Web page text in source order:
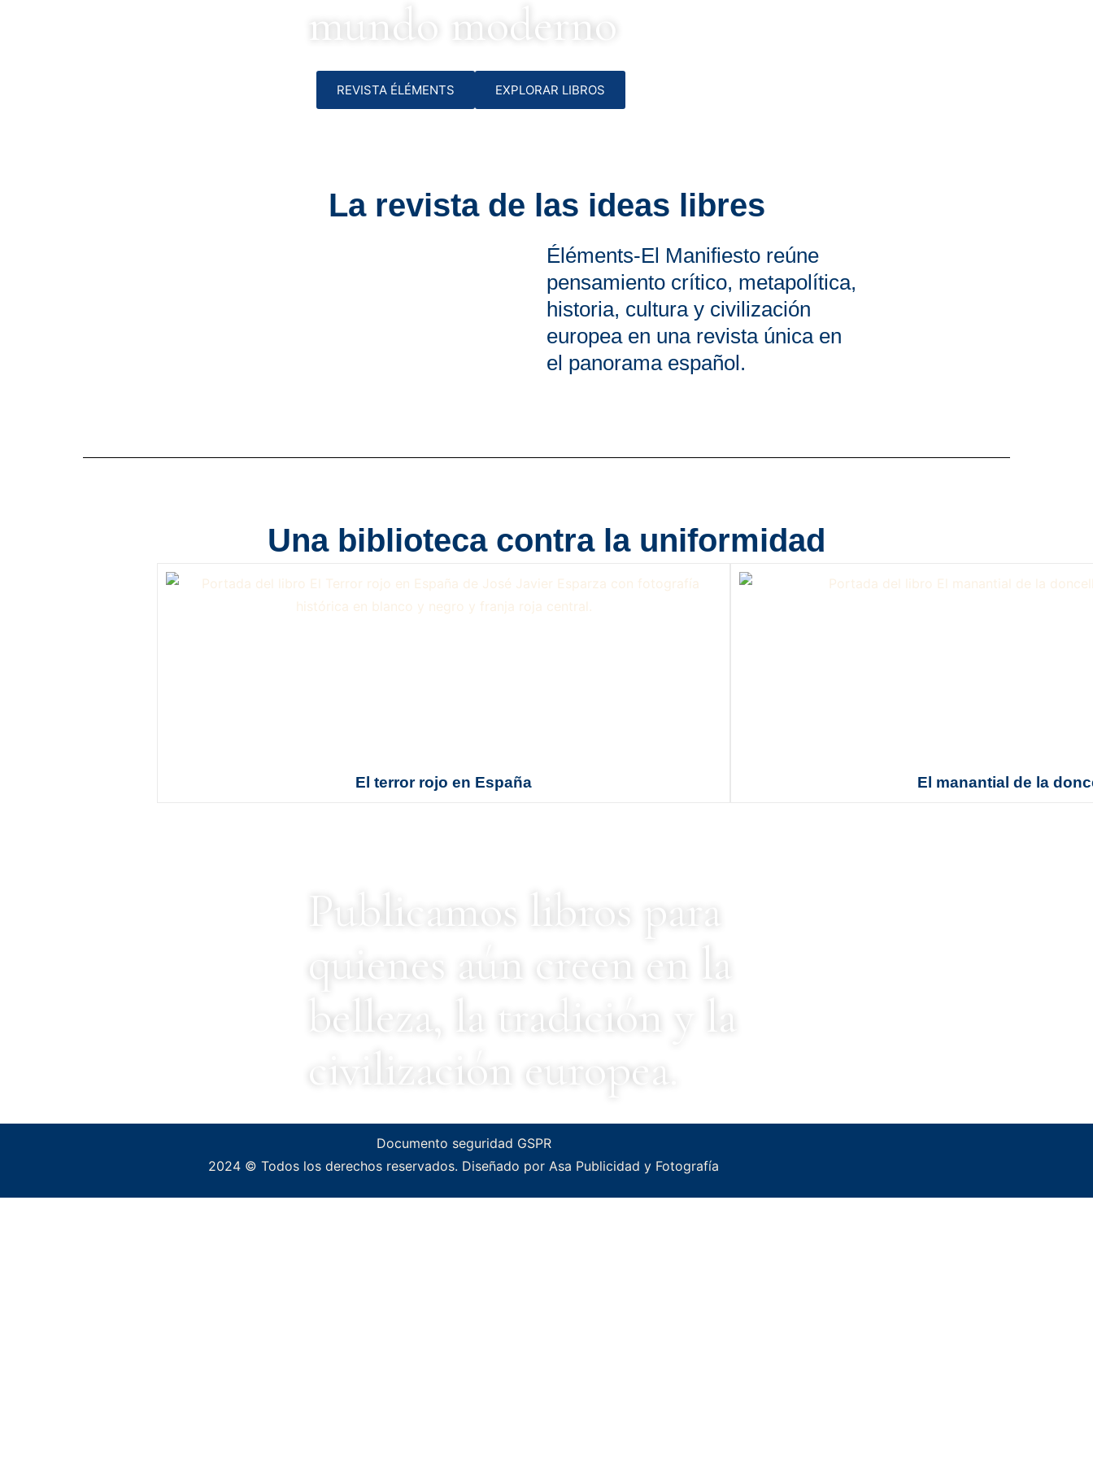
mundo moderno
REVISTA ÉLÉMENTS EXPLORAR LIBROS
La revista de las ideas libres
Éléments-El Manifiesto reúne
pensamiento crítico, metapolítica,
historia, cultura y civilización
europea en una revista única en
el panorama español.
Una biblioteca contra la uniformidad
El terror rojo en España El manantial de la
Publicamos libros para
quienes aún creen en la
belleza, la tradición y la
civilización europea.
Documento seguridad GSPR
2024 © Todos los derechos reservados. Diseñado por Asa Publicidad y Fotografía